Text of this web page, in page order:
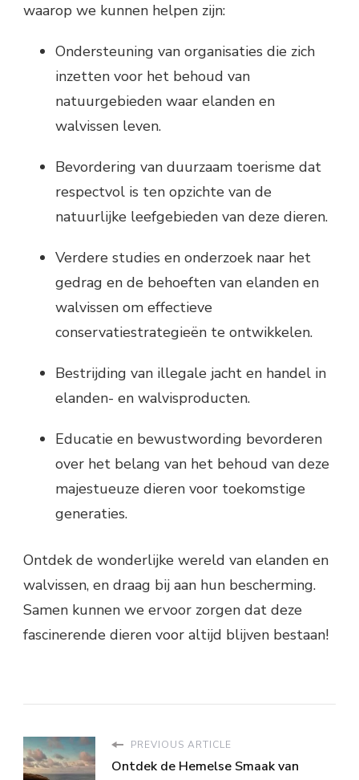
waarop we kunnen helpen zijn:
Ondersteuning van organisaties die zich
inzetten voor het behoud van
natuurgebieden waar elanden en
walvissen leven.
Bevordering van duurzaam toerisme dat
respectvol is ten opzichte van de
natuurlijke leefgebieden van deze dieren.
Verdere studies en onderzoek naar het
gedrag en de behoeften van elanden en
walvissen om effectieve
conservatiestrategieën te ontwikkelen.
Bestrijding van illegale jacht en handel in
elanden- en walvisproducten.
Educatie en bewustwording bevorderen
over het belang van het behoud van deze
majestueuze dieren voor toekomstige
generaties.
Ontdek de wonderlijke wereld van elanden en
walvissen, en draag bij aan hun bescherming.
Samen kunnen we ervoor zorgen dat deze
fascinerende dieren voor altijd blijven bestaan!
PREVIOUS ARTICLE
Ontdek de Hemelse Smaak van